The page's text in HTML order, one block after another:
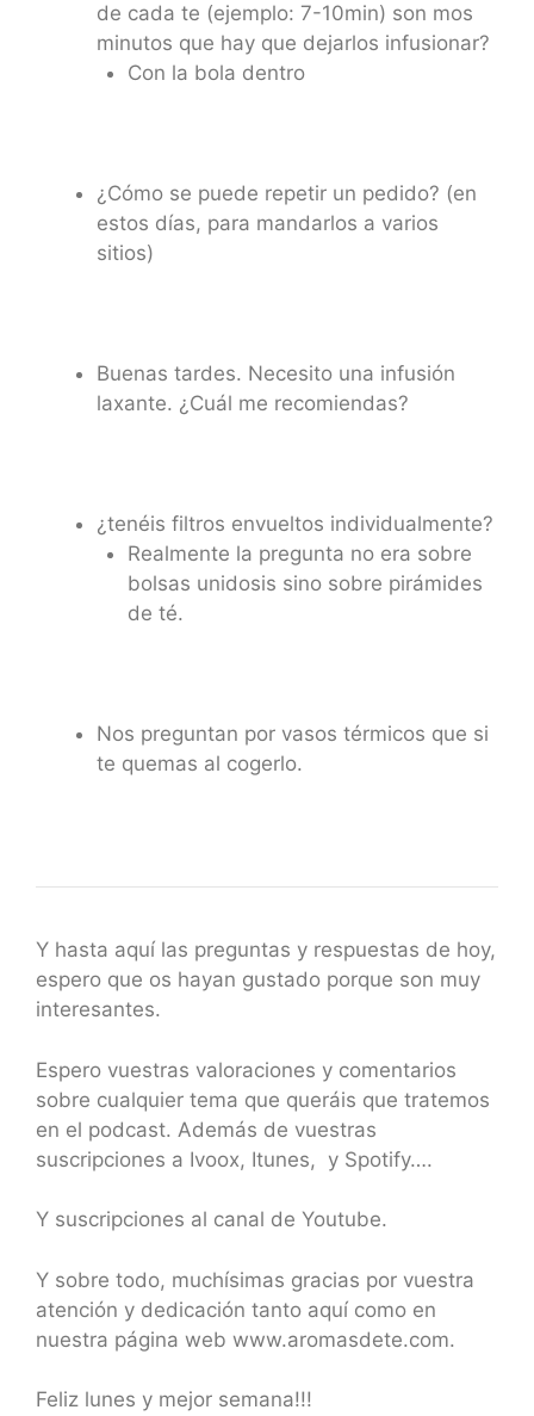
de cada te (ejemplo: 7-10min) son mos
minutos que hay que dejarlos infusionar?
Con la bola dentro
¿Cómo se puede repetir un pedido? (en
estos días, para mandarlos a varios
sitios)
Buenas tardes. Necesito una infusión
laxante. ¿Cuál me recomiendas?
¿tenéis filtros envueltos individualmente?
Realmente la pregunta no era sobre
bolsas unidosis sino sobre pirámides
de té.
Nos preguntan por vasos térmicos que si
te quemas al cogerlo.
Y hasta aquí las preguntas y respuestas de hoy,
espero que os hayan gustado porque son muy
interesantes.
Espero vuestras valoraciones y comentarios
sobre cualquier tema que queráis que tratemos
en el podcast. Además de vuestras
suscripciones a Ivoox, Itunes, y Spotify….
Y suscripciones al canal de Youtube.
Y sobre todo, muchísimas gracias por vuestra
atención y dedicación tanto aquí como en
nuestra página web www.aromasdete.com.
Feliz lunes y mejor semana!!!